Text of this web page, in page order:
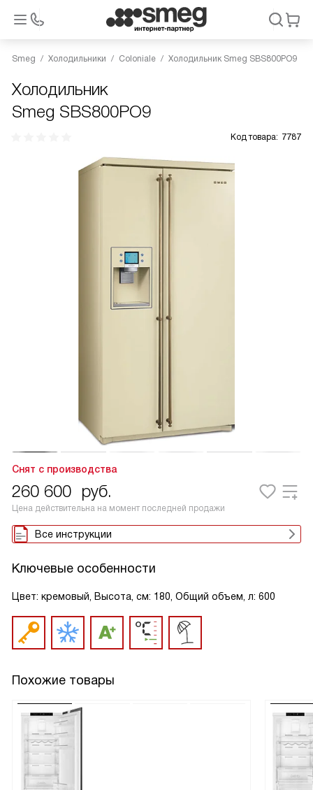
Smeg Холодильники Coloniale Холодильник Smeg SBS800PO9
Холодильник
Smeg SBS800PO9
Код товара: 7787
Снят с производства
260 600 руб.
Цена действительна на момент последней продажи
Все инструкции
Ключевые особенности
Цвет: кремовый, Высота, см: 180, Общий объем, л: 600
Похожие товары